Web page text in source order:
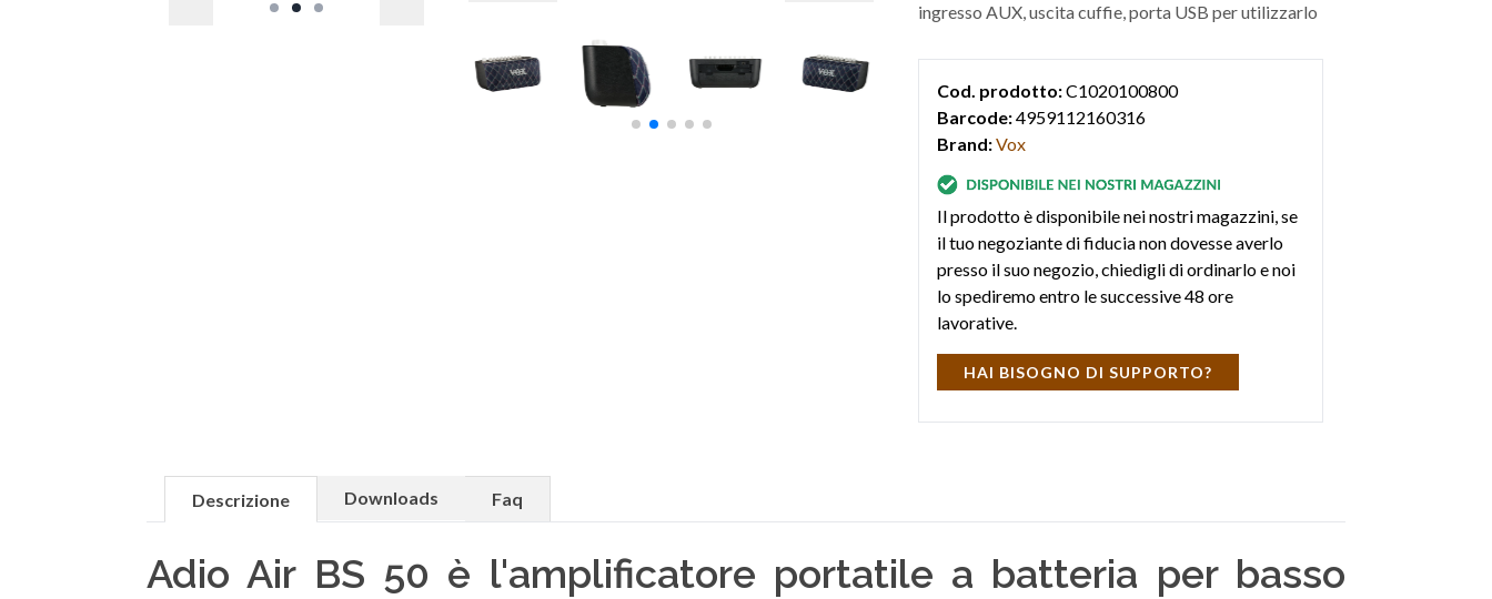
ingresso AUX, uscita cuffie, porta USB per utilizzarlo
editare i suoni tramite software Tone
Cod. prodotto:C1020100800
Barcode:4959112160316
Brand:Vox
Il prodotto è disponibile nei nostri magazzini, se
il tuo negoziante di fiducia non dovesse averlo
presso il suo negozio, chiedigli di ordinarlo e noi
lo spediremo entro le successive 48 ore
lavorative.
HAI BISOGNO DI SUPPORTO?
Descrizione Downloads Faq
Adio Air BS 50 è l'amplificatore portatile a batteria per basso